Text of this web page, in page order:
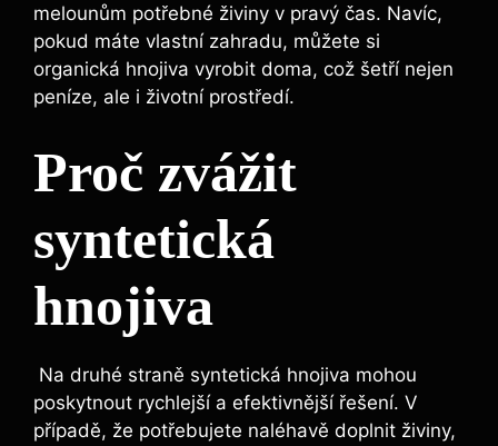
melounům potřebné živiny ⁣v pravý čas. Navíc,
pokud⁤ máte ⁣vlastní zahradu, můžete si
organická hnojiva​ vyrobit doma, což šetří nejen
peníze, ale i životní prostředí.
Proč zvážit
syntetická
hnojiva
⁣ Na druhé straně syntetická hnojiva mohou
poskytnout rychlejší ​a efektivnější řešení. V
případě, že potřebujete naléhavě ‌doplnit živiny,